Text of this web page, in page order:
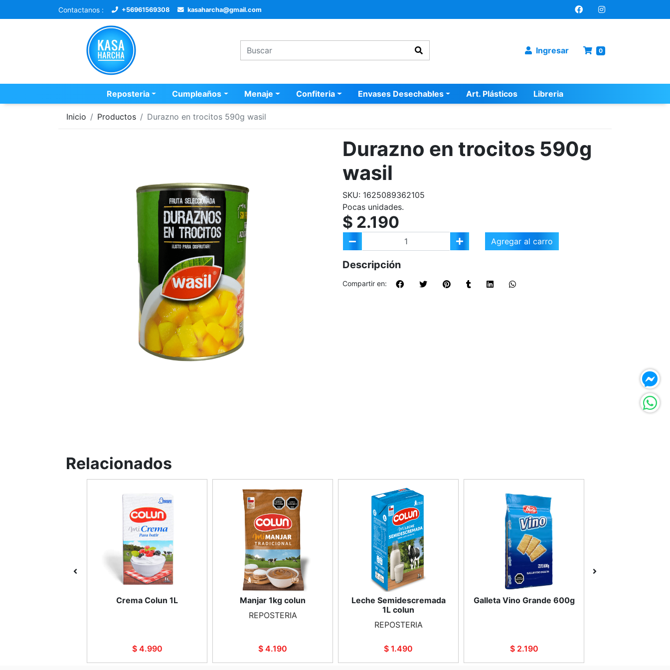
Contactanos : +56961569308 kasaharcha@gmail.com
Ingresar 0
Reposteria Cumpleaños Menaje Confiteria Envases Desechables Art. Plásticos Libreria
Inicio Productos Durazno en trocitos 590g wasil
Durazno en trocitos 590g
wasil
SKU: 1625089362105
Pocas unidades.
$ 2.190
Agregar al carro
Descripción
Compartir en:
Relacionados
Crema Colun 1L
$ 4.990
Manjar 1kg colun
REPOSTERIA
$ 4.190
Leche Semidescremada
1L colun
REPOSTERIA
$ 1.490
Galleta Vino Grande 600g
$ 2.190